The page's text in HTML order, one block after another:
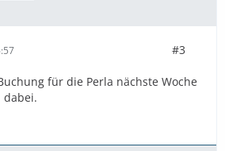
#3
für die Perla nächste Woche
dabei.